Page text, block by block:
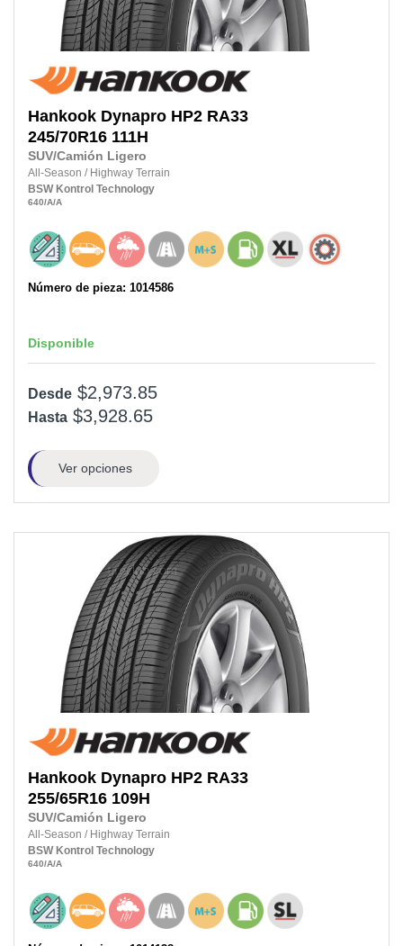
Hankook Dynapro HP2 RA33
245/70R16 111H
SUV/Camión Ligero
All-Season / Highway Terrain
BSW Kontrol Technology
640/A/A
Número de pieza: 1014586
Disponible
Desde $2,973.85
Hasta $3,928.65
Ver opciones
Hankook Dynapro HP2 RA33
255/65R16 109H
SUV/Camión Ligero
All-Season / Highway Terrain
BSW Kontrol Technology
640/A/A